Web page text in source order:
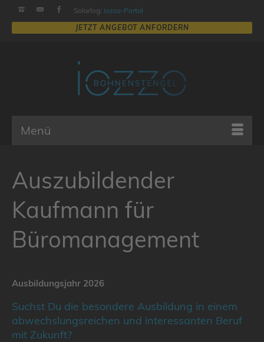
Solarlog: iozzo-Portal
Menü
Auszubildender
Kaufmann für
Büromanagement
Ausbildungsjahr 2026
Suchst Du die besondere Ausbildung in einem
abwechslungsreichen und interessanten Beruf
mit Zukunft?